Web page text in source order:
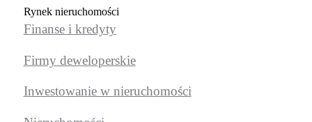
Rynek nieruchomości
Finanse i kredyty
Firmy deweloperskie
Inwestowanie w nieruchomości